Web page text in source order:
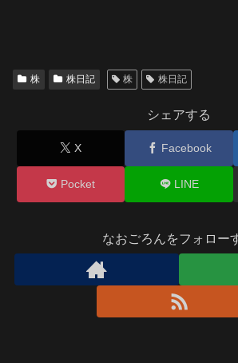
株 株日記 株 株日記
シェアする
X Facebook
Pocket LINE
なおごろんをフォロー